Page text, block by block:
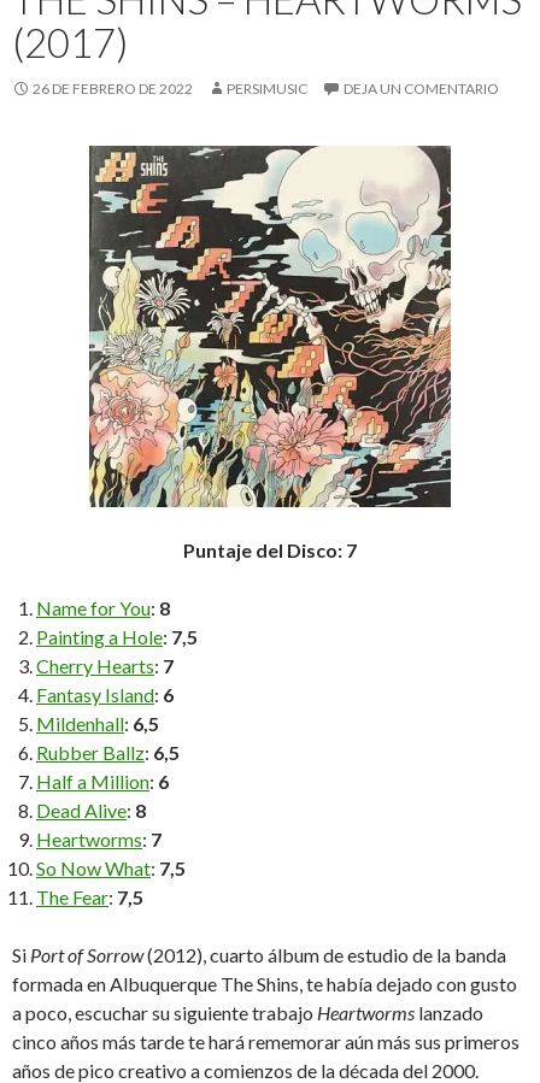
(2017)
26 DE FEBRERO DE 2022 PERSIMUSIC DEJA UN COMENTARIO
Puntaje del Disco: 7
Name for You: 8
Painting a Hole: 7,5
Cherry Hearts: 7
Fantasy Island: 6
Mildenhall: 6,5
Rubber Ballz: 6,5
Half a Million: 6
Dead Alive: 8
Heartworms: 7
So Now What: 7,5
The Fear: 7,5
Si Port of Sorrow(2012), cuarto álbum de estudio de la banda
formada en Albuquerque The Shins, te había dejado con gusto
a poco, escuchar su siguiente trabajo Heartworms lanzado
cinco años más tarde te hará rememorar aún más sus primeros
años de pico creativo a comienzos de la década del 2000.